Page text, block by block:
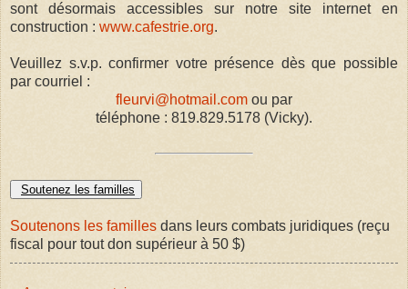
sont désormais accessibles sur notre site internet en
construction : www.cafestrie.org.
Veuillez s.v.p. confirmer votre présence dès que possible
par courriel :
fleurvi@hotmail.com ou par
téléphone : 819.829.5178 (Vicky).
Soutenez les familles
Soutenons les familles dans leurs combats juridiques (reçu
fiscal pour tout don supérieur à 50 $)